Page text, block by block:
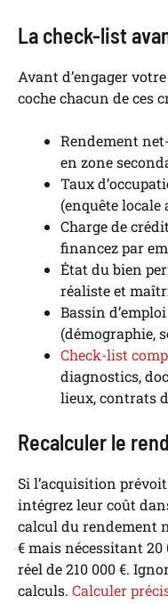
La check-list
Avant d’engager
coche chacun de ces
Rendement
en zone
Taux
(enquête locale
Charge de
financez par
État du bien
réaliste et
Bassin
(démographie,
Check-list
diagnostics,
lieux, contrats
Recalculer le
Si l’acquisition
intégrez leur coût
calcul du rendement
€ mais nécessitant
réel de 210 000 €.
calculs. Calculer